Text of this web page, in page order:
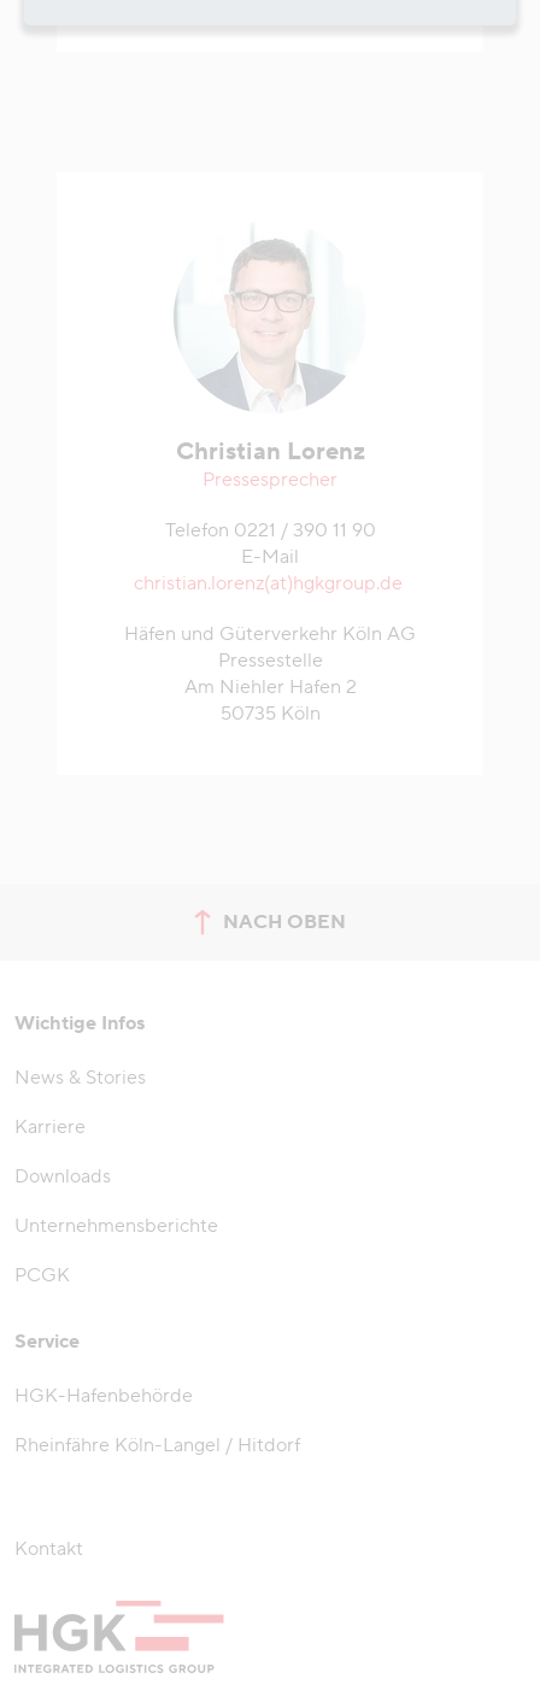
Christian Lorenz
Pressesprecher
Telefon 0221 / 390 11 90
E-Mail
christian.lorenz(at)hgkgroup.de
Häfen und Güterverkehr Köln AG
Pressestelle
Am Niehler Hafen 2
50735 Köln
NACH OBEN
zum Seitenanfang springen
Wichtige Infos
News & Stories
Karriere
Downloads
Unternehmensberichte
PCGK
Service
HGK-Hafenbehörde
Rheinfähre Köln-Langel / Hitdorf
Kontakt